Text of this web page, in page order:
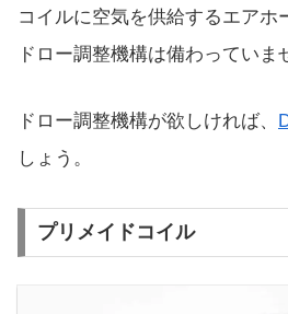
コイルに空気を供給するエアホ
ドロー調整機構は備わっていま
ドロー調整機構が欲しければ、
しょう。
プリメイドコイル